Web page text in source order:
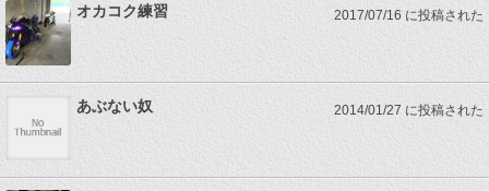
オカコク練習 2017/07/16 に投稿された
あぶない奴 2014/01/27 に投稿された